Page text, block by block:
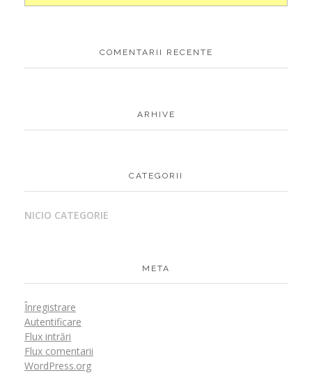
COMENTARII RECENTE
ARHIVE
CATEGORII
NICIO CATEGORIE
META
Înregistrare
Autentificare
Flux intrări
Flux comentarii
WordPress.org